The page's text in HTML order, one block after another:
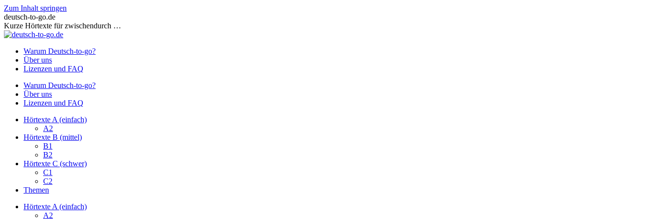
Zum Inhalt springen
deutsch-to-go.de
Kurze Hörtexte für zwischendurch …
Warum Deutsch-to-go?
Über uns
Lizenzen und FAQ
Warum Deutsch-to-go?
Über uns
Lizenzen und FAQ
Hörtexte A (einfach)
A2
Hörtexte B (mittel)
B1
B2
Hörtexte C (schwer)
C1
C2
Themen
Hörtexte A (einfach)
A2